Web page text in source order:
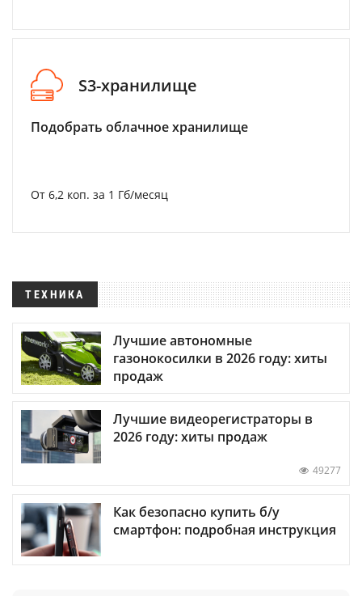
S3-хранилище
Подобрать облачное хранилище
От 6,2 коп. за 1 Гб/месяц
ТЕХНИКА
Лучшие автономные
газонокосилки в 2026 году: хиты
продаж
Лучшие видеорегистраторы в
2026 году: хиты продаж
49277
Как безопасно купить б/у
смартфон: подробная инструкция